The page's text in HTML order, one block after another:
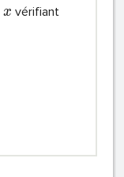
x vérifiant